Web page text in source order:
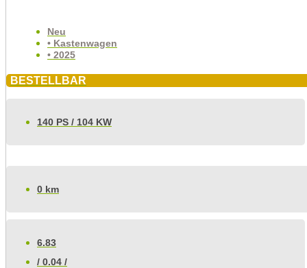
Neu
• Kastenwagen
• 2025
BESTELLBAR
140 PS / 104 KW
0 km
6.83
/ 0.04 /